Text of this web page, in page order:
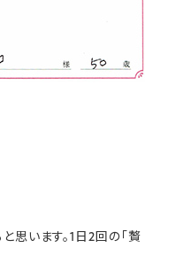
思います。1日2回の「贅